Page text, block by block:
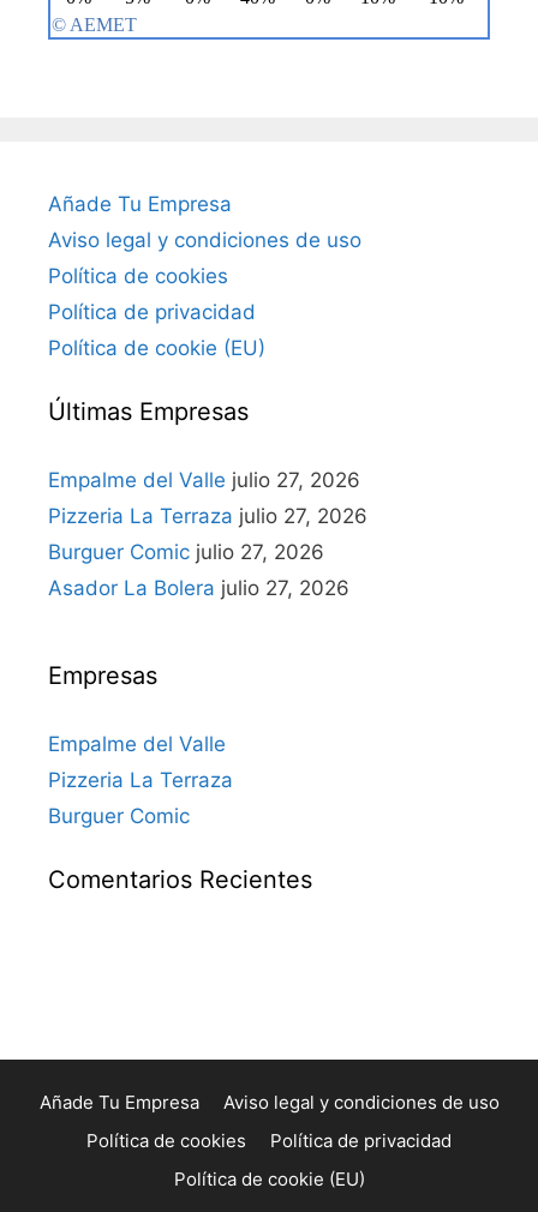
Añade Tu Empresa
Aviso legal y condiciones de uso
Política de cookies
Política de privacidad
Política de cookie (EU)
Últimas Empresas
Empalme del Valle julio 27, 2026
Pizzeria La Terraza julio 27, 2026
Burguer Comic julio 27, 2026
Asador La Bolera julio 27, 2026
Empresas
Empalme del Valle
Pizzeria La Terraza
Burguer Comic
Comentarios Recientes
Añade Tu Empresa
Aviso legal y condiciones de uso
Política de cookies
Política de privacidad
Política de cookie (EU)